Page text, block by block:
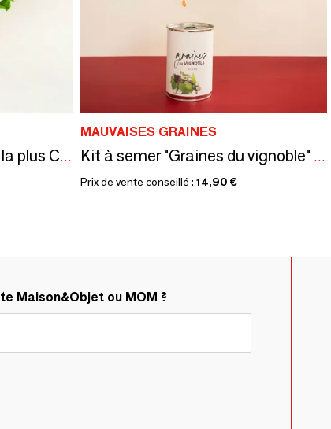
Kit à semer "Maman t'es la plus Cool" Fabriqué en France
MAUVAISES GRAINES
Kit à semer "Graines du vignoble" Fabriqué en France
Prix de vente conseillé : 14,90 €
Maison&Objet ou MOM ?